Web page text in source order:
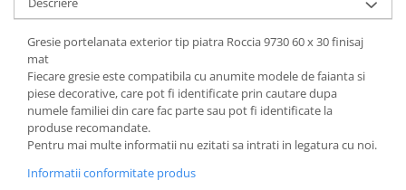
Gresie portelanata exterior tip piatra Roccia 9730 60 x 30 finisaj
mat
Fiecare gresie este compatibila cu anumite modele de faianta si
piese decorative, care pot fi identificate prin cautare dupa
numele familiei din care fac parte sau pot fi identificate la
produse recomandate.
Pentru mai multe informatii nu ezitati sa intrati in legatura cu noi.
Informatii conformitate produs